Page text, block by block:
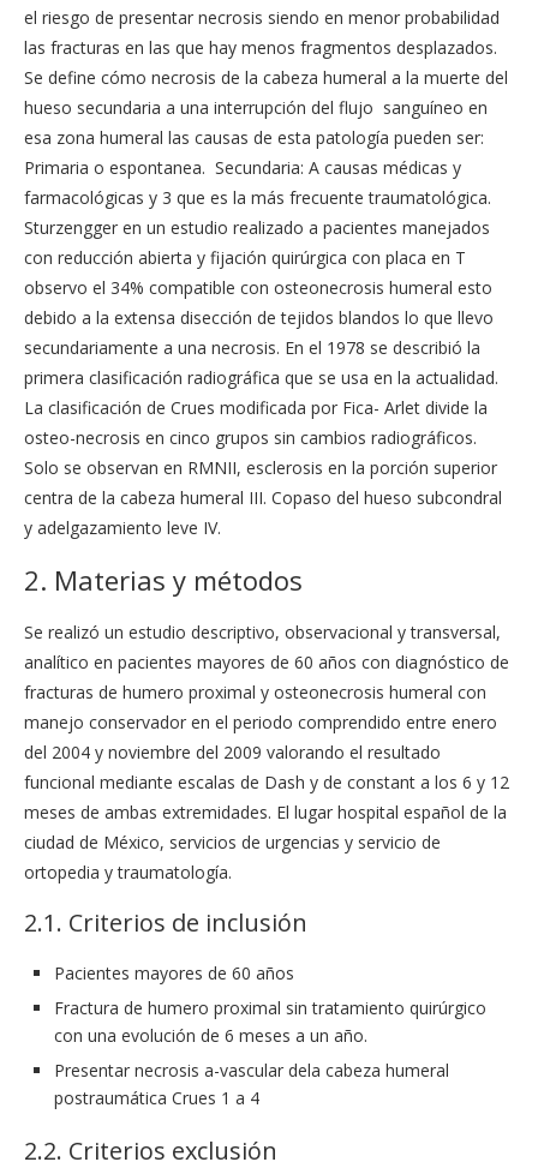
el riesgo de presentar necrosis siendo en menor probabilidad
las fracturas en las que hay menos fragmentos desplazados.
Se define cómo necrosis de la cabeza humeral a la muerte del
hueso secundaria a una interrupción del flujo sanguíneo en
esa zona humeral las causas de esta patología pueden ser:
Primaria o espontanea. Secundaria: A causas médicas y
farmacológicas y 3 que es la más frecuente traumatológica.
Sturzengger en un estudio realizado a pacientes manejados
con reducción abierta y fijación quirúrgica con placa en T
observo el 34% compatible con osteonecrosis humeral esto
debido a la extensa disección de tejidos blandos lo que llevo
secundariamente a una necrosis. En el 1978 se describió la
primera clasificación radiográfica que se usa en la actualidad.
La clasificación de Crues modificada por Fica- Arlet divide la
osteo-necrosis en cinco grupos sin cambios radiográficos.
Solo se observan en RMNII, esclerosis en la porción superior
centra de la cabeza humeral III. Copaso del hueso subcondral
y adelgazamiento leve IV.
2. Materias y métodos
Se realizó un estudio descriptivo, observacional y transversal,
analítico en pacientes mayores de 60 años con diagnóstico de
fracturas de humero proximal y osteonecrosis humeral con
manejo conservador en el periodo comprendido entre enero
del 2004 y noviembre del 2009 valorando el resultado
funcional mediante escalas de Dash y de constant a los 6 y 12
meses de ambas extremidades. El lugar hospital español de la
ciudad de México, servicios de urgencias y servicio de
ortopedia y traumatología.
2.1. Criterios de inclusión
Pacientes mayores de 60 años
Fractura de humero proximal sin tratamiento quirúrgico
con una evolución de 6 meses a un año.
Presentar necrosis a-vascular dela cabeza humeral
postraumática Crues 1 a 4
2.2. Criterios exclusión